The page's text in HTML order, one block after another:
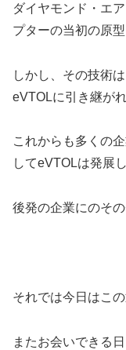
ダイヤモンド・エ
プターの当初の原
しかし、その技術
eVTOLに引き継が
これからも多くの
してeVTOLは発展
後発の企業にのそ
それでは今日はこの
またお会いできる